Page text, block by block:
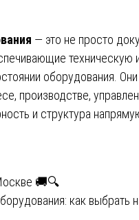
— это не просто
техническую
оборудования.
производстве,
и структура
🚚🔍
как выбрать